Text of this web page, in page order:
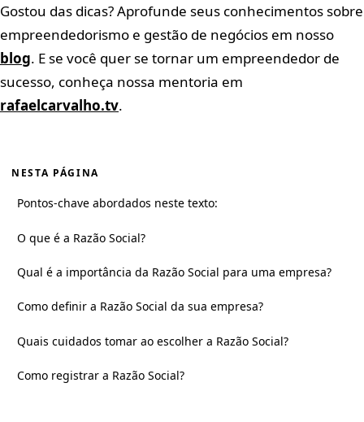
Gostou das dicas? Aprofunde seus conhecimentos sobre
empreendedorismo e gestão de negócios em nosso
blog. E se você quer se tornar um empreendedor de
sucesso, conheça nossa mentoria em
rafaelcarvalho.tv.
NESTA PÁGINA
Pontos-chave abordados neste texto:
O que é a Razão Social?
Qual é a importância da Razão Social para uma empresa?
Como definir a Razão Social da sua empresa?
Quais cuidados tomar ao escolher a Razão Social?
Como registrar a Razão Social?